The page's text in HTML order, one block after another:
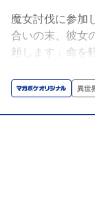
魔女討伐に参加
合いの末、彼女
頼します」命を
は生きる場所
異世